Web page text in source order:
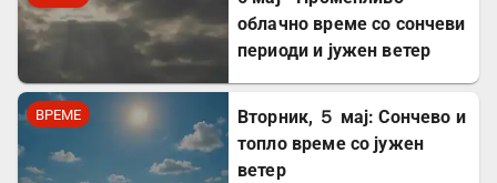
облачно време со сончеви
периоди и јужен ветер
ВРЕМЕ
Вторник, ５ мај: Сончево и
топло време со јужен
ветер